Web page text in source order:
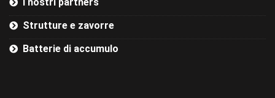
Strutture e zavorre
Batterie di accumulo